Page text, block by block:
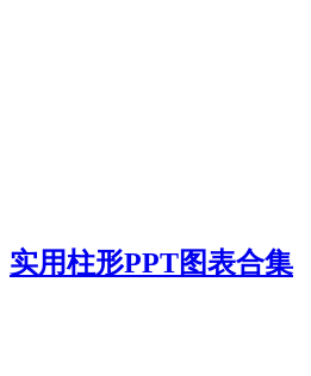
实用柱形PPT图表合集